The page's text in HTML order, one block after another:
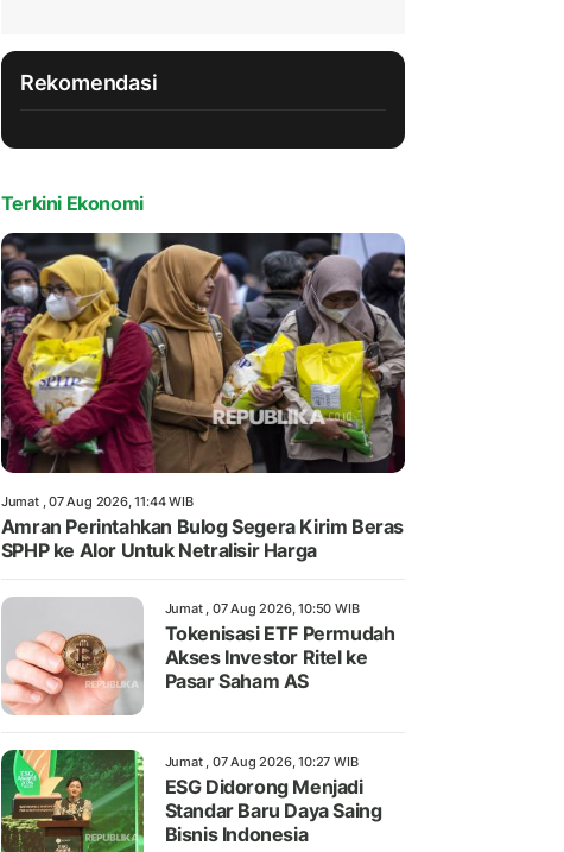
Rekomendasi
Terkini Ekonomi
Jumat , 07 Aug 2026, 11:44 WIB
Amran Perintahkan Bulog Segera Kirim Beras
SPHP ke Alor Untuk Netralisir Harga
Jumat , 07 Aug 2026, 10:50 WIB
Tokenisasi ETF Permudah
Akses Investor Ritel ke
Pasar Saham AS
Jumat , 07 Aug 2026, 10:27 WIB
ESG Didorong Menjadi
Standar Baru Daya Saing
Bisnis Indonesia